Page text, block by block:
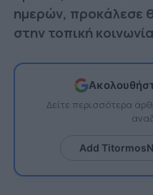
ημερών, προκάλεσε
στην τοπική
Δείτε περισσότερα
Add